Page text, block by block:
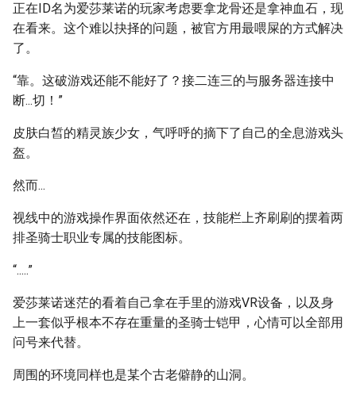
正在ID名为爱莎莱诺的玩家考虑要拿龙骨还是拿神血石，现
在看来。这个难以抉择的问题，被官方用最喂屎的方式解决
了。
“靠。这破游戏还能不能好了？接二连三的与服务器连接中
断...切！”
皮肤白皙的精灵族少女，气呼呼的摘下了自己的全息游戏头
盔。
然而...
视线中的游戏操作界面依然还在，技能栏上齐刷刷的摆着两
排圣骑士职业专属的技能图标。
“.....”
爱莎莱诺迷茫的看着自己拿在手里的游戏VR设备，以及身
上一套似乎根本不存在重量的圣骑士铠甲，心情可以全部用
问号来代替。
周围的环境同样也是某个古老僻静的山洞。